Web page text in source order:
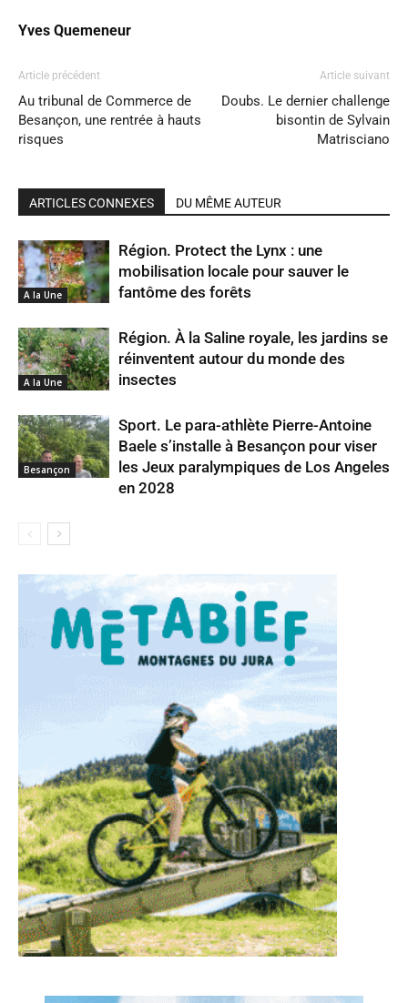
Yves Quemeneur
Article précédent
Au tribunal de Commerce de
Besançon, une rentrée à hauts
risques
Article suivant
Doubs. Le dernier challenge
bisontin de Sylvain
Matrisciano
ARTICLES CONNEXES DU MÊME AUTEUR
A la Une
Région. Protect the Lynx : une
mobilisation locale pour sauver le
fantôme des forêts
A la Une
Région. À la Saline royale, les jardins se
réinventent autour du monde des
insectes
Besançon
Sport. Le para-athlète Pierre-Antoine
Baele s’installe à Besançon pour viser
les Jeux paralympiques de Los Angeles
en 2028